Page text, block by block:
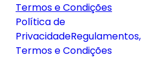
Termos e Condições
Política de
PrivacidadeRegulamentos,
Termos e Condições